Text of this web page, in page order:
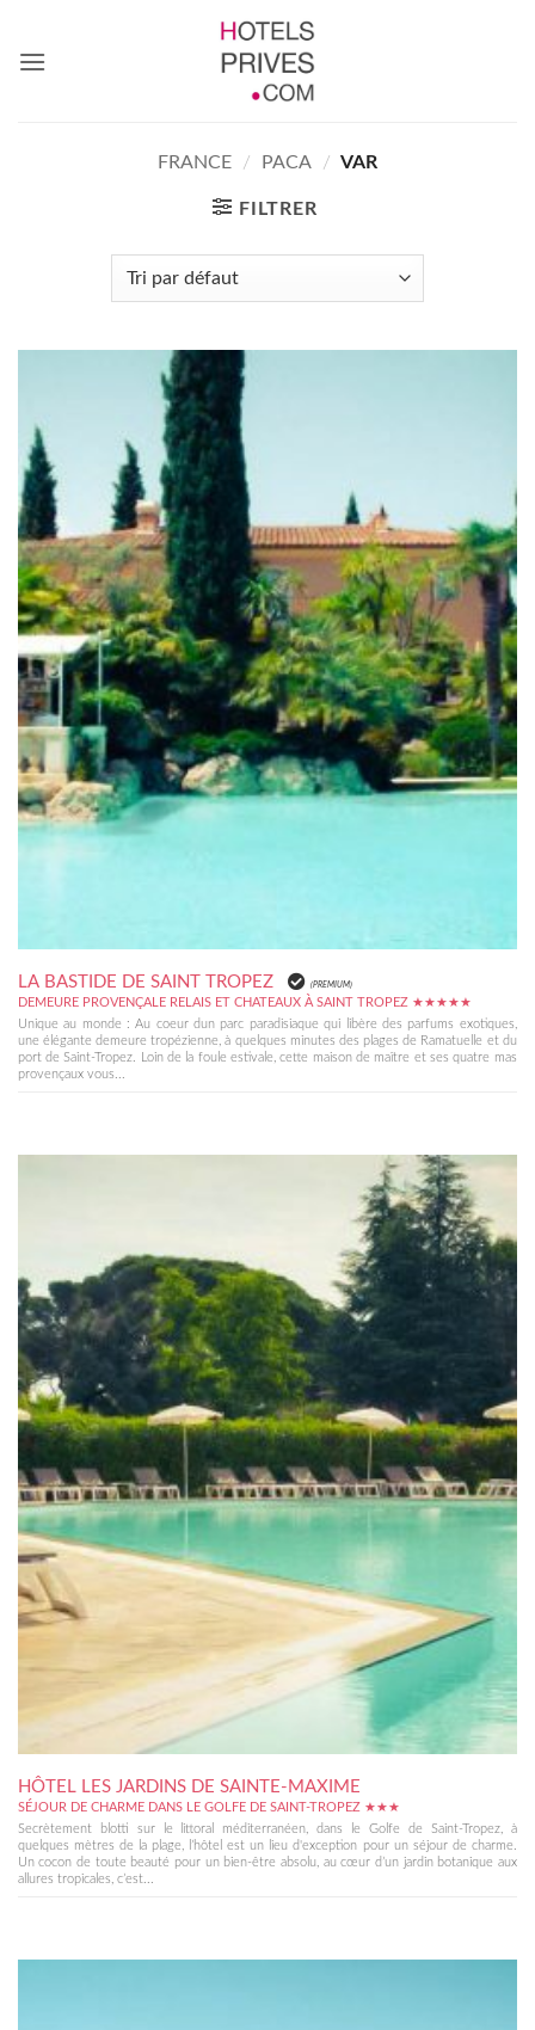
contenu
FRANCE / PACA / VAR
FILTRER
LA BASTIDE DE SAINT TROPEZ (PREMIUM)
DEMEURE PROVENÇALE RELAIS ET CHATEAUX À SAINT TROPEZ ★★★★★
Unique au monde : Au coeur dun parc paradisiaque qui libère des parfums exotiques,
une élégante demeure tropézienne, à quelques minutes des plages de Ramatuelle et du
port de Saint-Tropez. Loin de la foule estivale, cette maison de maître et ses quatre mas
provençaux vous...
HÔTEL LES JARDINS DE SAINTE-MAXIME
SÉJOUR DE CHARME DANS LE GOLFE DE SAINT-TROPEZ ★★★
Secrètement blotti sur le littoral méditerranéen, dans le Golfe de Saint-Tropez, à
quelques mètres de la plage, l’hôtel est un lieu d'exception pour un séjour de charme.
Un cocon de toute beauté pour un bien-être absolu, au cœur d’un jardin botanique aux
allures tropicales, c’est...